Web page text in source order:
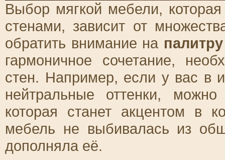
Выбор мягкой мебели,
стенами, зависит от
обратить внимание на палитру
гармоничное сочетание,
стен. Например, если у вас в
нейтральные оттенки,
которая станет акцентом в
мебель не выбивалась из
дополняла её.